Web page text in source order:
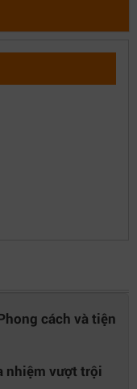
cách và tiện
nhiệm vượt trội